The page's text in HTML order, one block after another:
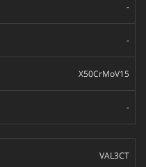
-
-
X50CrMoV15
-
VAL3CT